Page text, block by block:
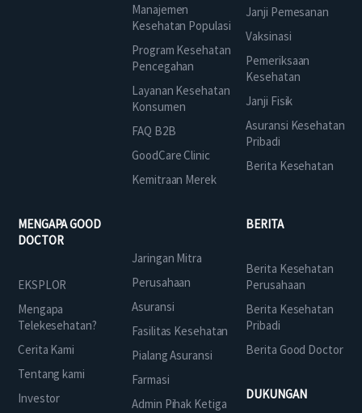
Manajemen
Kesehatan Populasi
Program Kesehatan
Pencegahan
Layanan Kesehatan
Konsumen
FAQ B2B
GoodCare Clinic
Kemitraan Merek
Janji Pemesanan
Vaksinasi
Pemeriksaan
Kesehatan
Janji Fisik
Asuransi Kesehatan
Pribadi
Berita Kesehatan
MENGAPA GOOD
DOCTOR
EKSPLOR
Mengapa
Telekesehatan?
Cerita Kami
Tentang kami
Investor
Jaringan Mitra
Perusahaan
Asuransi
Fasilitas Kesehatan
Pialang Asuransi
Farmasi
Admin Pihak Ketiga
BERITA
Berita Kesehatan
Perusahaan
Berita Kesehatan
Pribadi
Berita Good Doctor
DUKUNGAN